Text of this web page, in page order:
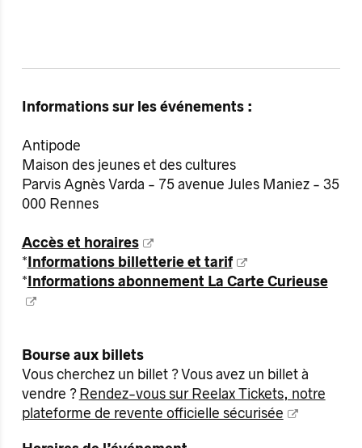
Informations sur les événements :
Antipode
Maison des jeunes et des cultures
Parvis Agnès Varda - 75 avenue Jules Maniez - 35
000 Rennes
Accès et horaires
* Informations billetterie et tarif
* Informations abonnement La Carte Curieuse
Bourse aux billets
Vous cherchez un billet ? Vous avez un billet à
vendre ? Rendez-vous sur Reelax Tickets, notre
plateforme de revente officielle sécurisée